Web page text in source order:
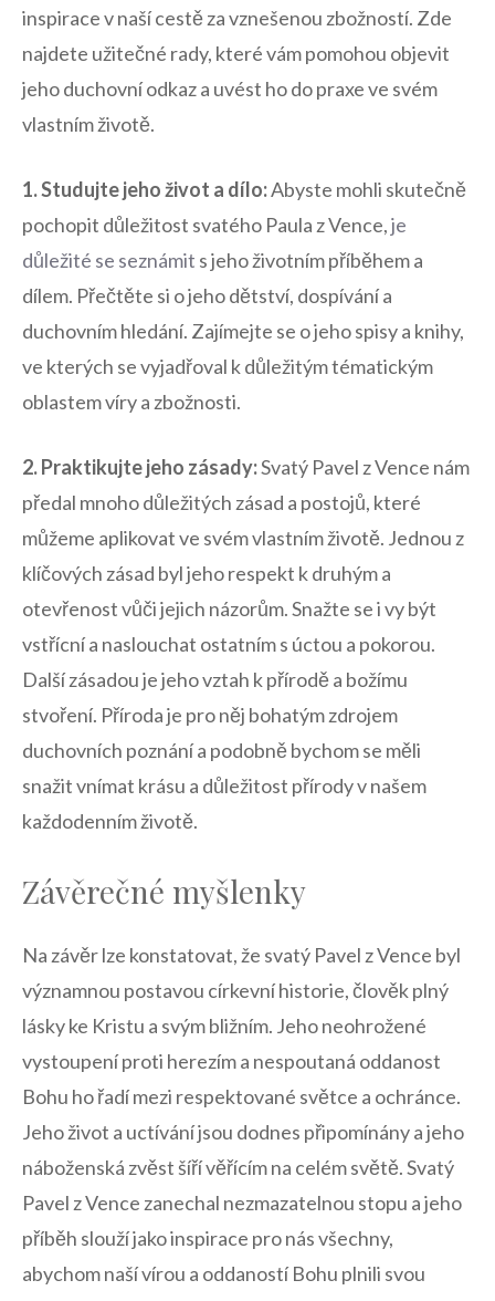
inspirace v naší cestě za vznešenou zbožností. Zde
najdete​ užitečné ⁢rady, ⁣které vám pomohou objevit
jeho ‍duchovní odkaz a uvést ho do praxe⁢ ve svém
vlastním ⁤životě.
1. Studujte jeho život ​a dílo:Abyste mohli skutečně
pochopit důležitost ⁢svatého Paula z Vence,je
důležité se seznámit s jeho​ životním příběhem a
dílem. Přečtěte si o jeho dětství, dospívání a
duchovním hledání. ‌Zajímejte ‍se o ‌jeho spisy a knihy,‌
ve kterých se vyjadřoval k ​důležitým tématickým
oblastem víry a zbožnosti.
2. Praktikujte jeho zásady:Svatý Pavel z Vence nám
předal mnoho důležitých zásad a ⁣postojů, které
můžeme aplikovat ⁤ve svém vlastním životě. ‌Jednou ‍z
klíčových⁤ zásad byl jeho respekt k druhým‌ a‌
otevřenost vůči jejich ⁢názorům. Snažte‍ se ‍i vy být
vstřícní ⁤a ⁢naslouchat ostatním⁢ s ​úctou a pokorou.
Další zásadou je jeho vztah k přírodě a božímu
stvoření.‍ Příroda je ‌pro něj bohatým zdrojem
⁤duchovních poznání a podobně bychom ⁤se měli‌
snažit vnímat krásu​ a důležitost přírody v našem
každodenním životě.
Závěrečné myšlenky
Na závěr lze konstatovat, že svatý Pavel z Vence ⁢byl
‌významnou postavou církevní historie, člověk plný
lásky ke Kristu‌ a⁤ svým bližním. Jeho neohrožené
vystoupení proti herezím a nespoutaná⁣ oddanost
Bohu ho řadí mezi respektované světce a ochránce.
Jeho život a uctívání⁢ jsou dodnes připomínány⁢ a jeho ​
náboženská zvěst šíří věřícím na celém světě.‌ Svatý
Pavel z Vence zanechal nezmazatelnou stopu a jeho
⁢příběh slouží jako inspirace pro ​nás ⁢všechny,
⁤abychom naší ‌vírou a oddaností Bohu plnili svou‌